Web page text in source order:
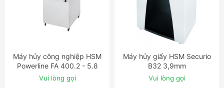
ĐẶT NGAY
Máy hủy công nghiệp HSM
Powerline FA 400.2 - 5.8
mm
Vui lòng gọi
ĐẶT NGAY
Máy hủy giấy HSM Securio
B32 3,9mm
Vui lòng gọi